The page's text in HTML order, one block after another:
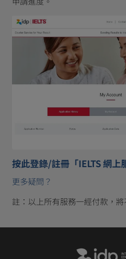
按此登錄/註冊「IELTS 網上
更多疑問？
註：以上所有服務一經付款，